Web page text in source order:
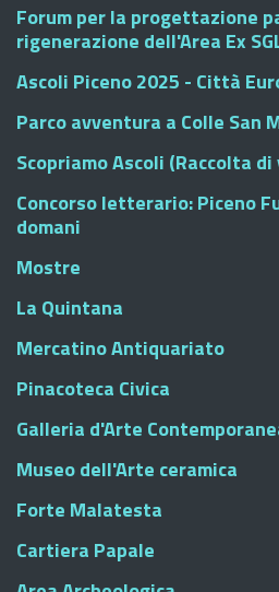
Forum per la progettazione
rigenerazione dell'Area Ex
Ascoli Piceno 2025 - Città
Parco avventura a Colle San
Scopriamo Ascoli (Raccolta di
Concorso letterario: Piceno
domani
Mostre
La Quintana
Mercatino Antiquariato
Pinacoteca Civica
Galleria d'Arte
Museo dell'Arte ceramica
Forte Malatesta
Cartiera Papale